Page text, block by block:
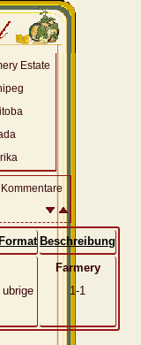
Estate
Kommentare
Format Beschreibung
ubrige
Farmery
1-1